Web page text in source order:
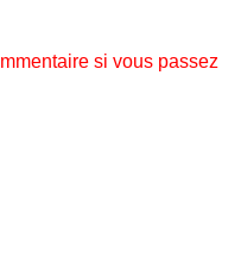
si vous passez